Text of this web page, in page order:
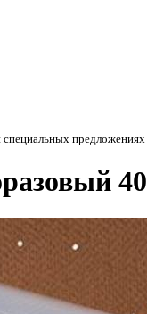
специальных предложениях